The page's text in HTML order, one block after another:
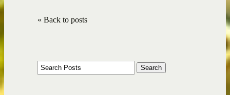
« Back to posts